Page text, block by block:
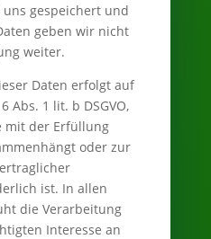
gespeichert und
geben wir nicht
weiter.
Daten erfolgt auf
Abs. 1 lit. b DSGVO,
mit der Erfüllung
oder zur
ist. In allen
die Verarbeitung
Interesse an